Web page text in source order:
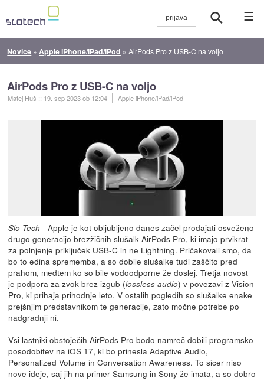
☰
Novice » Apple iPhone/iPad/iPod »AirPods Pro z USB-C na voljo
AirPods Pro z USB-C na voljo
Matej Huš :: 19. sep 2023ob 12:04 Apple iPhone/iPad/iPod
Slo-Tech - Apple je kot obljubljeno danes začel prodajati osveženo
drugo generacijo brezžičnih slušalk AirPods Pro, ki imajo prvikrat
za polnjenje priključek USB-C in ne Lightning. Pričakovali smo, da
bo to edina sprememba, a so dobile slušalke tudi zaščito pred
prahom, medtem ko so bile vodoodporne že doslej. Tretja novost
je podpora za zvok brez izgub (lossless audio) v povezavi z Vision
Pro, ki prihaja prihodnje leto. V ostalih pogledih so slušalke enake
prejšnjim predstavnikom te generacije, zato močne potrebe po
nadgradnji ni.
Vsi lastniki obstoječih AirPods Pro bodo namreč dobili programsko
posodobitev na iOS 17, ki bo prinesla Adaptive Audio,
Personalized Volume in Conversation Awareness. To sicer niso
nove ideje, saj jih na primer Samsung in Sony že imata, a so dobro